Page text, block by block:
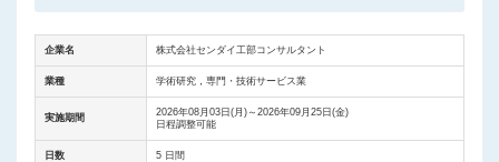
企業名 株式会社センダイ工部コンサルタント
業種 学術研究，専門・技術サービス業
実施期間
2026年08月03日(月)～2026年09月25日(金)
日程調整可能
日数 5 日間